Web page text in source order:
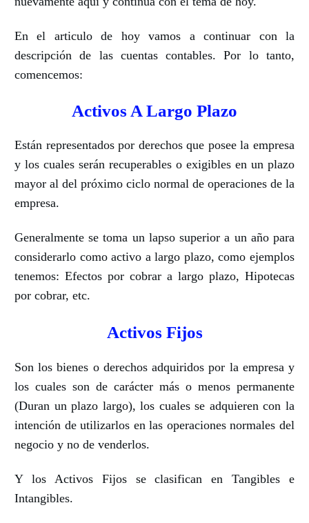
En el articulo de hoy vamos a continuar con la
descripción de las cuentas contables. Por lo tanto,
comencemos:
Activos A Largo Plazo
Están representados por derechos que posee la empresa
y los cuales serán recuperables o exigibles en un plazo
mayor al del próximo ciclo normal de operaciones de la
empresa.
Generalmente se toma un lapso superior a un año para
considerarlo como activo a largo plazo, como ejemplos
tenemos: Efectos por cobrar a largo plazo, Hipotecas
por cobrar, etc.
Activos Fijos
Son los bienes o derechos adquiridos por la empresa y
los cuales son de carácter más o menos permanente
(Duran un plazo largo), los cuales se adquieren con la
intención de utilizarlos en las operaciones normales del
negocio y no de venderlos.
Y los Activos Fijos se clasifican en Tangibles e
Intangibles.